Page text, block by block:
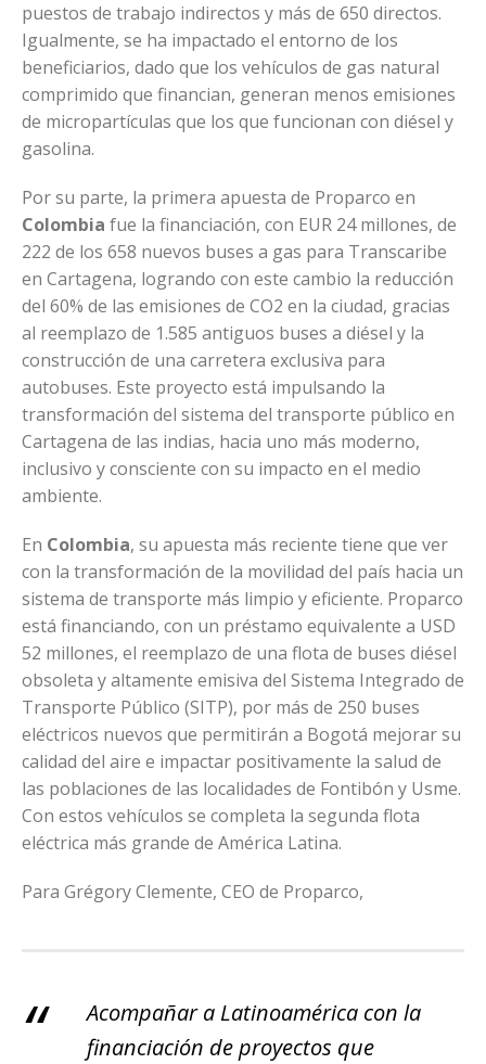
puestos de trabajo indirectos y más de 650 directos.
Igualmente, se ha impactado el entorno de los
beneficiarios, dado que los vehículos de gas natural
comprimido que financian, generan menos emisiones
de micropartículas que los que funcionan con diésel y
gasolina.
Por su parte, la primera apuesta de Proparco en
Colombia fue la financiación, con EUR 24 millones, de
222 de los 658 nuevos buses a gas para Transcaribe
en Cartagena, logrando con este cambio la reducción
del 60% de las emisiones de CO2 en la ciudad, gracias
al reemplazo de 1.585 antiguos buses a diésel y la
construcción de una carretera exclusiva para
autobuses. Este proyecto está impulsando la
transformación del sistema del transporte público en
Cartagena de las indias, hacia uno más moderno,
inclusivo y consciente con su impacto en el medio
ambiente.
En Colombia, su apuesta más reciente tiene que ver
con la transformación de la movilidad del país hacia un
sistema de transporte más limpio y eficiente. Proparco
está financiando, con un préstamo equivalente a USD
52 millones, el reemplazo de una flota de buses diésel
obsoleta y altamente emisiva del Sistema Integrado de
Transporte Público (SITP), por más de 250 buses
eléctricos nuevos que permitirán a Bogotá mejorar su
calidad del aire e impactar positivamente la salud de
las poblaciones de las localidades de Fontibón y Usme.
Con estos vehículos se completa la segunda flota
eléctrica más grande de América Latina.
Para Grégory Clemente, CEO de Proparco,
Acompañar a Latinoamérica con la
financiación de proyectos que